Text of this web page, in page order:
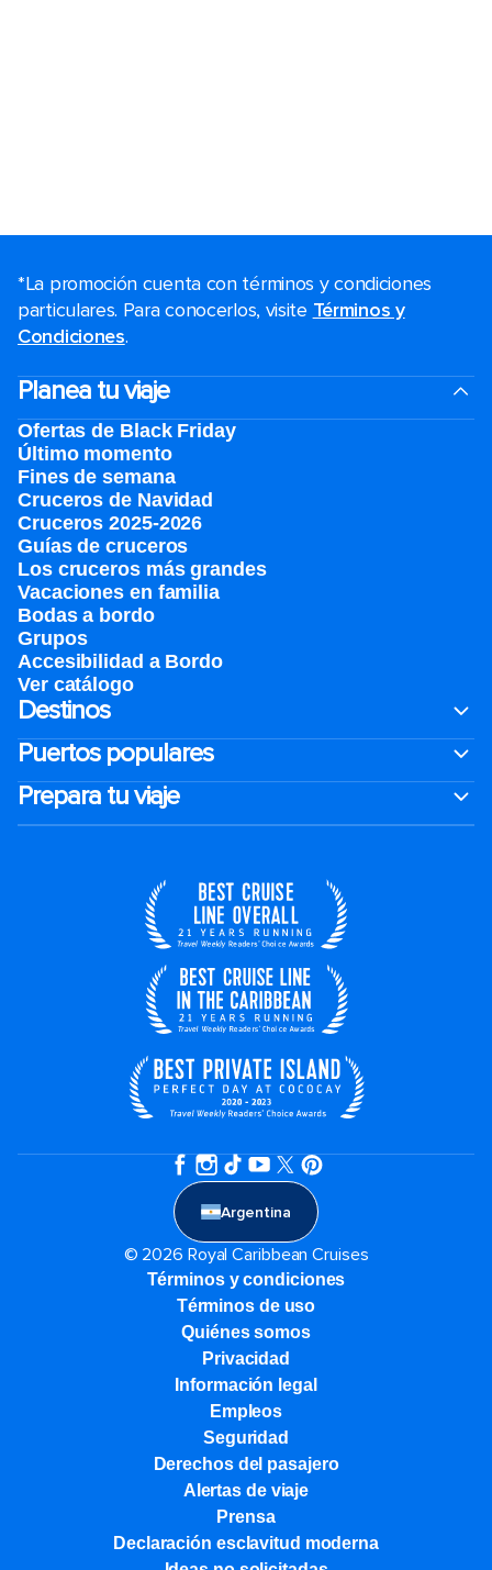
*La promoción cuenta con términos y condiciones
particulares. Para conocerlos, visite Términos y
Condiciones.
Planea tu viaje
Ofertas de Black Friday
Último momento
Fines de semana
Cruceros de Navidad
Cruceros 2025-2026
Guías de cruceros
Los cruceros más grandes
Vacaciones en familia
Bodas a bordo
Grupos
Accesibilidad a Bordo
Ver catálogo
Destinos
Puertos populares
Prepara tu viaje
Argentina
© 2026 Royal Caribbean Cruises
Términos y condiciones
Términos de uso
Quiénes somos
Privacidad
Información legal
Empleos
Seguridad
Derechos del pasajero
Alertas de viaje
Prensa
Declaración esclavitud moderna